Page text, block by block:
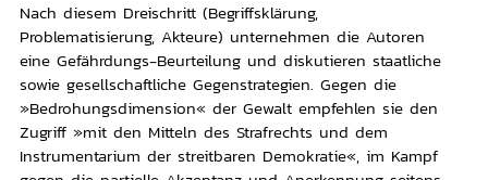
Nach diesem Dreischritt (Begriffsklärung,
Problematisierung, Akteure) unternehmen die Autoren
eine Gefährdungs-Beurteilung und diskutieren staatliche
sowie gesellschaftliche Gegenstrategien. Gegen die
»Bedrohungsdimension« der Gewalt empfehlen sie den
Zugriff »mit den Mitteln des Strafrechts und dem
Instrumentarium der streitbaren Demokratie«, im Kampf